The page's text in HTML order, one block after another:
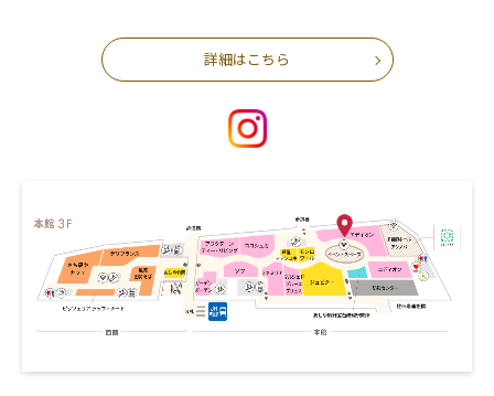
詳細はこちら